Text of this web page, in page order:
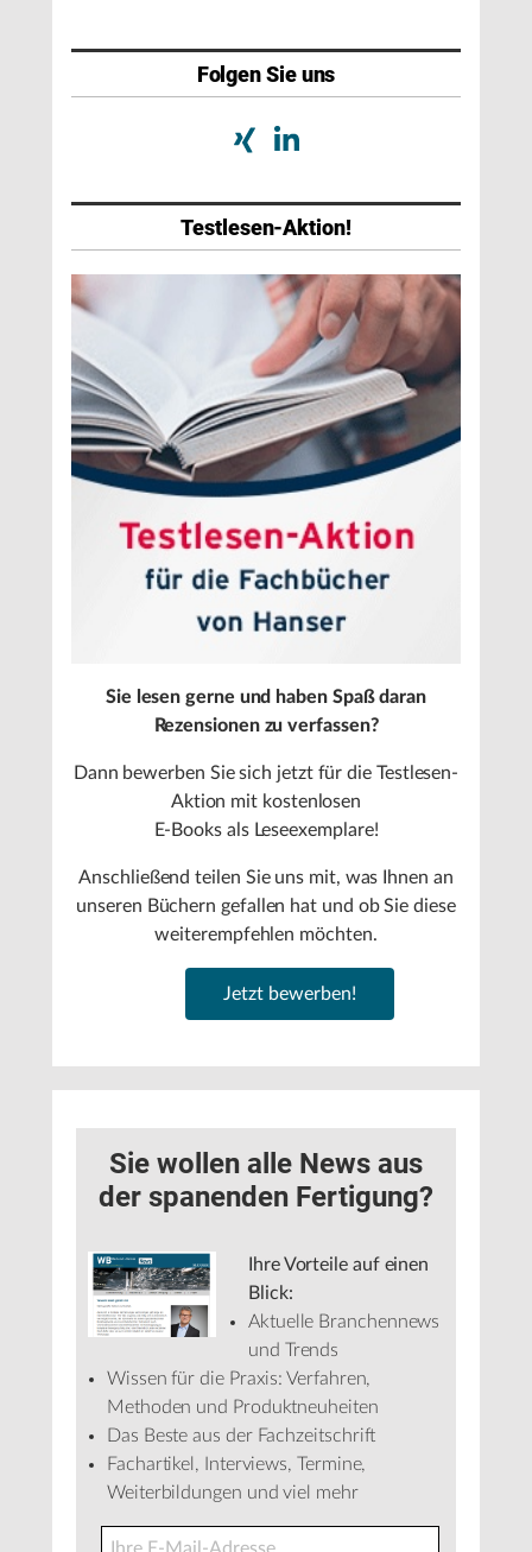
Folgen Sie uns
Testlesen-Aktion!
Sie lesen gerne und haben Spaß daran
Rezensionen zu verfassen?
Dann bewerben Sie sich jetzt für die Testlesen-
Aktion mit kostenlosen
E-Books als Leseexemplare!
Anschließend teilen Sie uns mit, was Ihnen an
unseren Büchern gefallen hat und ob Sie diese
weiterempfehlen möchten.
Jetzt bewerben!
Sie wollen alle News aus
der spanenden Fertigung?
Ihre Vorteile auf einen
Blick:
Aktuelle Branchennews
und Trends
Wissen für die Praxis: Verfahren,
Methoden und Produktneuheiten
Das Beste aus der Fachzeitschrift
Fachartikel, Interviews, Termine,
Weiterbildungen und viel mehr